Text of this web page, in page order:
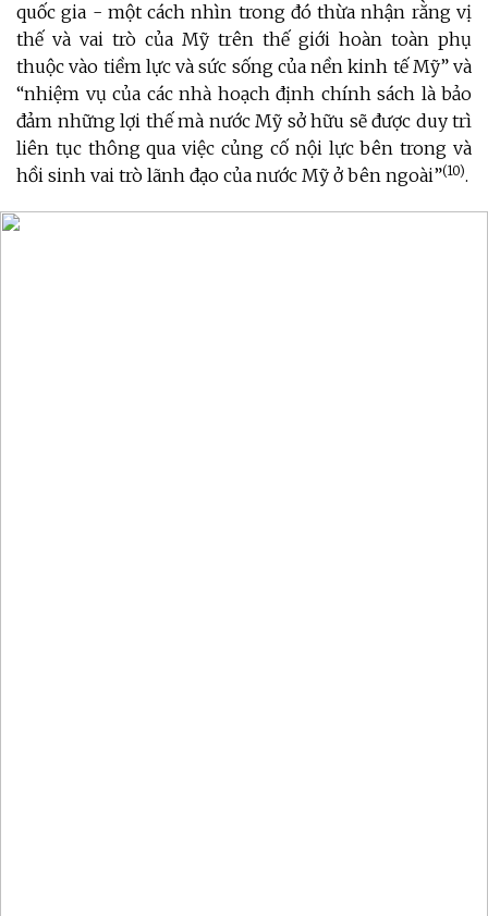
quốc gia - một cách nhìn trong đó thừa nhận rằng vị
thế và vai trò của Mỹ trên thế giới hoàn toàn phụ
thuộc vào tiềm lực và sức sống của nền kinh tế Mỹ” và
“nhiệm vụ của các nhà hoạch định chính sách là bảo
đảm những lợi thế mà nước Mỹ sở hữu sẽ được duy trì
liên tục thông qua việc củng cố nội lực bên trong và
hồi sinh vai trò lãnh đạo của nước Mỹ ở bên ngoài”(10).